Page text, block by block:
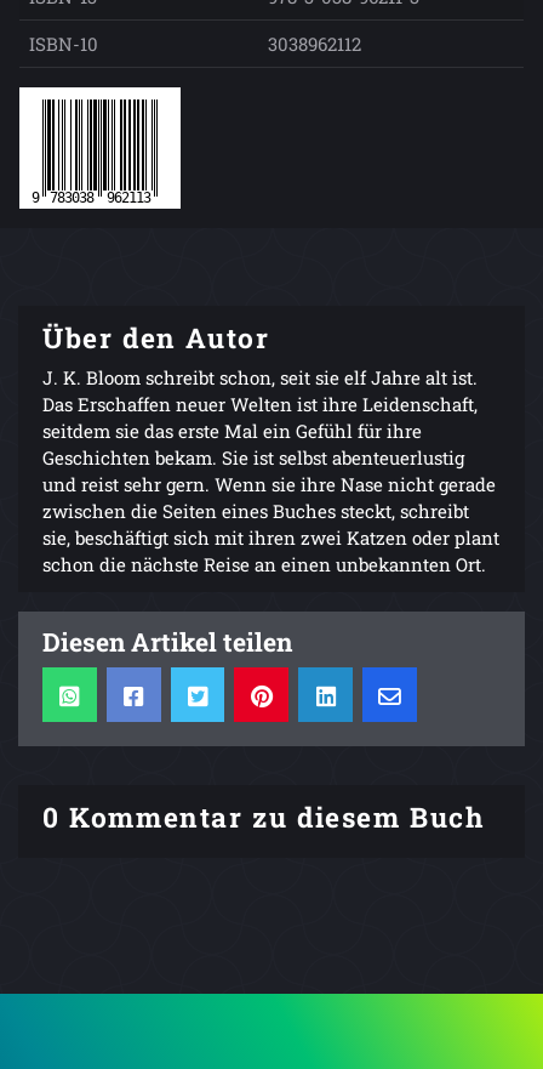
ISBN-10
3038962112
Über den Autor
J. K. Bloom schreibt schon, seit sie elf Jahre alt ist.
Das Erschaffen neuer Welten ist ihre Leidenschaft,
seitdem sie das erste Mal ein Gefühl für ihre
Geschichten bekam. Sie ist selbst abenteuerlustig
und reist sehr gern. Wenn sie ihre Nase nicht gerade
zwischen die Seiten eines Buches steckt, schreibt
sie, beschäftigt sich mit ihren zwei Katzen oder plant
schon die nächste Reise an einen unbekannten Ort.
Diesen Artikel teilen
0 Kommentar zu diesem Buch